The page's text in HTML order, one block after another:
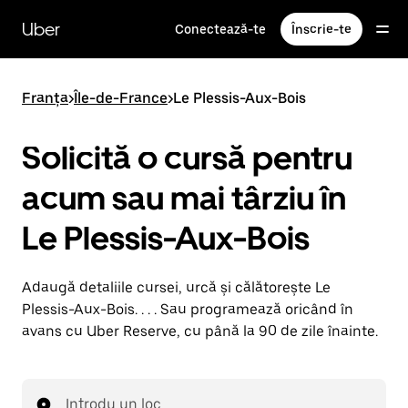
direct
conținutul
principal
Uber Conectează-te Înscrie-te
Franța>Île-de-France>Le Plessis-Aux-Bois
Solicită o cursă pentru
acum sau mai târziu în
Le Plessis-Aux-Bois
Adaugă detaliile cursei, urcă și călătorește Le
Plessis-Aux-Bois. . . . Sau programează oricând în
avans cu Uber Reserve, cu până la 90 de zile înainte.
Introdu un loc